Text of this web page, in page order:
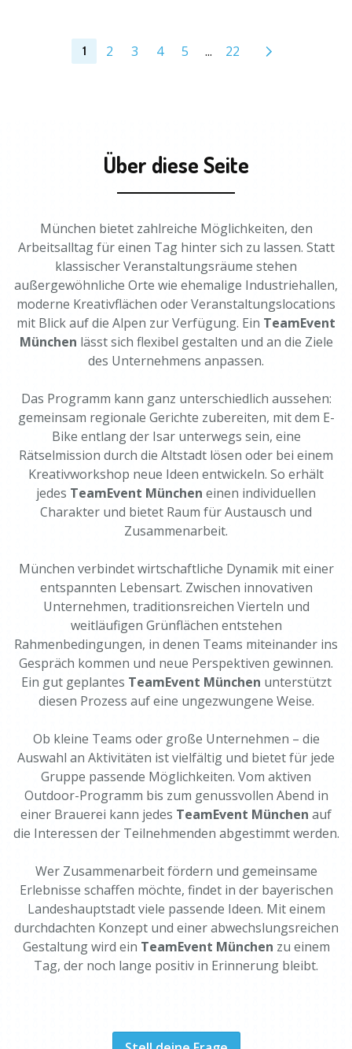
1 2 3 4 5 ... 22
Über diese Seite
München bietet zahlreiche Möglichkeiten, den
Arbeitsalltag für einen Tag hinter sich zu lassen. Statt
klassischer Veranstaltungsräume stehen
außergewöhnliche Orte wie ehemalige Industriehallen,
moderne Kreativflächen oder Veranstaltungslocations
mit Blick auf die Alpen zur Verfügung. Ein TeamEvent
München lässt sich flexibel gestalten und an die Ziele
des Unternehmens anpassen.
Das Programm kann ganz unterschiedlich aussehen:
gemeinsam regionale Gerichte zubereiten, mit dem E-
Bike entlang der Isar unterwegs sein, eine
Rätselmission durch die Altstadt lösen oder bei einem
Kreativworkshop neue Ideen entwickeln. So erhält
jedes TeamEvent München einen individuellen
Charakter und bietet Raum für Austausch und
Zusammenarbeit.
München verbindet wirtschaftliche Dynamik mit einer
entspannten Lebensart. Zwischen innovativen
Unternehmen, traditionsreichen Vierteln und
weitläufigen Grünflächen entstehen
Rahmenbedingungen, in denen Teams miteinander ins
Gespräch kommen und neue Perspektiven gewinnen.
Ein gut geplantes TeamEvent München unterstützt
diesen Prozess auf eine ungezwungene Weise.
Ob kleine Teams oder große Unternehmen – die
Auswahl an Aktivitäten ist vielfältig und bietet für jede
Gruppe passende Möglichkeiten. Vom aktiven
Outdoor-Programm bis zum genussvollen Abend in
einer Brauerei kann jedes TeamEvent München auf
die Interessen der Teilnehmenden abgestimmt werden.
Wer Zusammenarbeit fördern und gemeinsame
Erlebnisse schaffen möchte, findet in der bayerischen
Landeshauptstadt viele passende Ideen. Mit einem
durchdachten Konzept und einer abwechslungsreichen
Gestaltung wird ein TeamEvent München zu einem
Tag, der noch lange positiv in Erinnerung bleibt.